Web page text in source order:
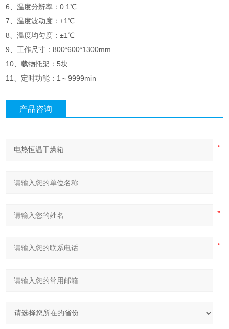
6、温度分辨率：0.1℃
7、温度波动度：±1℃
8、温度均匀度：±1℃
9、工作尺寸：800*600*1300mm
10、载物托架：5块
11、定时功能：1～9999min
产品咨询